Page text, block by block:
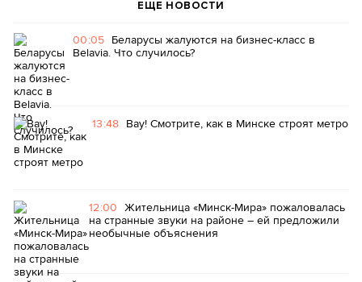
ЕЩЕ НОВОСТИ
00:05 Беларусы жалуются на бизнес-класс в
Belavia. Что случилось?
13:48 Вау! Смотрите, как в Минске строят метро
12:00 Жительница «Минск-Мира» пожаловалась
на странные звуки на районе – ей предложили
необычные объяснения